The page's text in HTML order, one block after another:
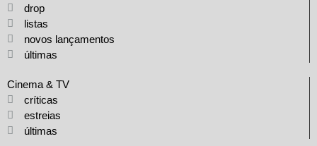
drop
listas
novos lançamentos
últimas
Cinema & TV
críticas
estreias
últimas